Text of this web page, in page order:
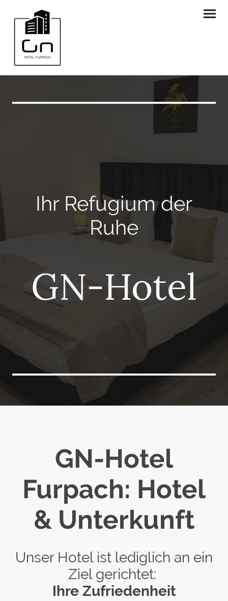
Ihr Refugium der
Ruhe
GN-Hotel
GN-Hotel
Furpach: Hotel
& Unterkunft
Unser Hotel ist lediglich an ein
Ziel gerichtet:
Ihre Zufriedenheit